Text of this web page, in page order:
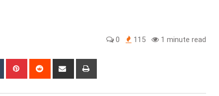
0 115 1 minute read
Tumblr Pinterest Reddit
Share